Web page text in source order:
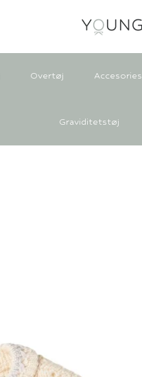
Overtøj Accesories
Graviditetstøj